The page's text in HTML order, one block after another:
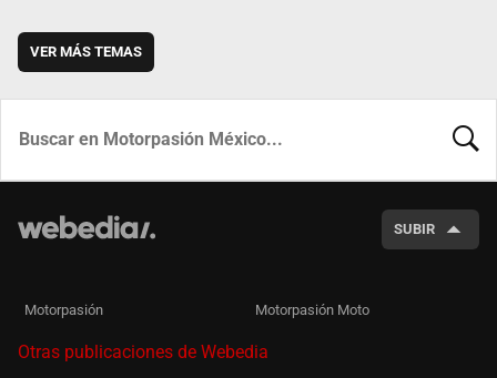
VER MÁS TEMAS
SUBIR
Motorpasión Motorpasión Moto
Otras publicaciones de Webedia